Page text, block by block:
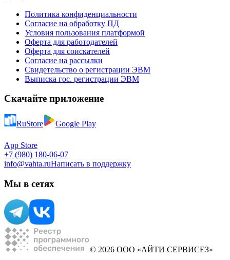
Политика конфиденциальности
Согласие на обработку ПД
Условия пользования платформой
Оферта для работодателей
Оферта для соискателей
Согласие на рассылки
Свидетельство о регистрации ЭВМ
Выписка гос. регистрации ЭВМ
Скачайте приложение
RuStore Google Play
App Store
+7 (980) 180-06-07
info@vahta.ruНаписать в поддержку
Мы в сетях
© 2026 ООО «АЙТИ СЕРВИСЕЗ»